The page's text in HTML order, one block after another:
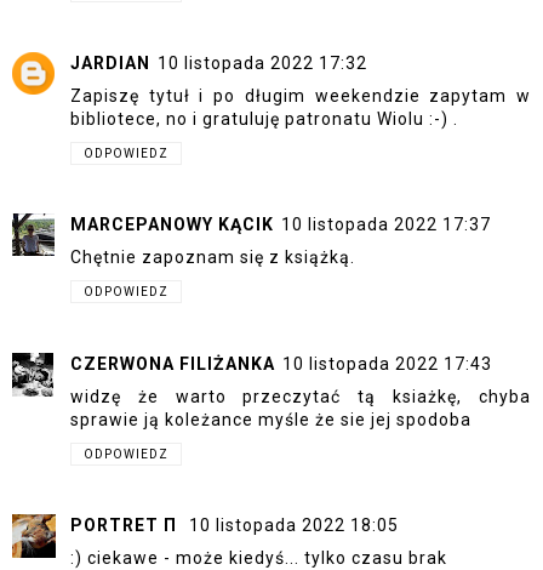
JARDIAN
10 listopada 2022 17:32
Zapiszę tytuł i po długim weekendzie zapytam w
bibliotece, no i gratuluję patronatu Wiolu :-) .
ODPOWIEDZ
MARCEPANOWY KĄCIK 10 listopada 2022 17:37
Chętnie zapoznam się z książką.
ODPOWIEDZ
CZERWONA FILIŻANKA 10 listopada 2022 17:43
widzę że warto przeczytać tą ksiażkę, chyba
sprawie ją koleżance myśle że sie jej spodoba
ODPOWIEDZ
PORTRET Π
10 listopada 2022 18:05
:) ciekawe - może kiedyś... tylko czasu brak